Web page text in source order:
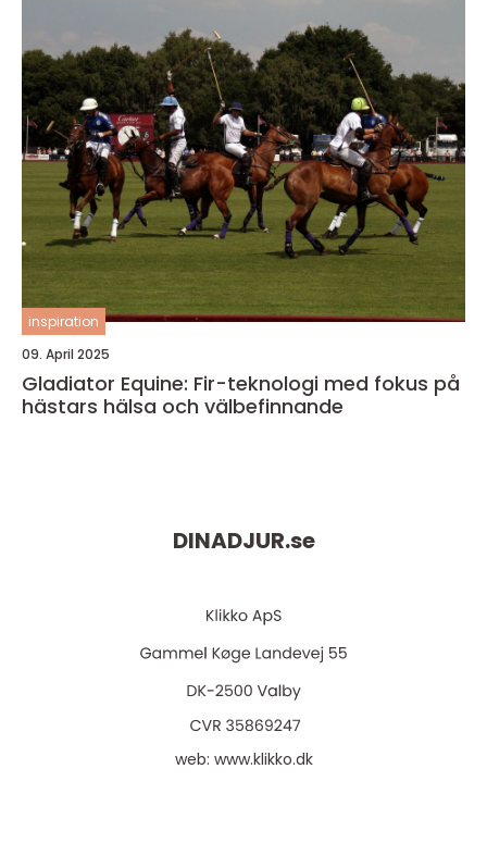
inspiration
09. April 2025
Gladiator Equine: Fir-teknologi med fokus på
hästars hälsa och välbefinnande
DINADJUR.se
web: www.klikko.dk